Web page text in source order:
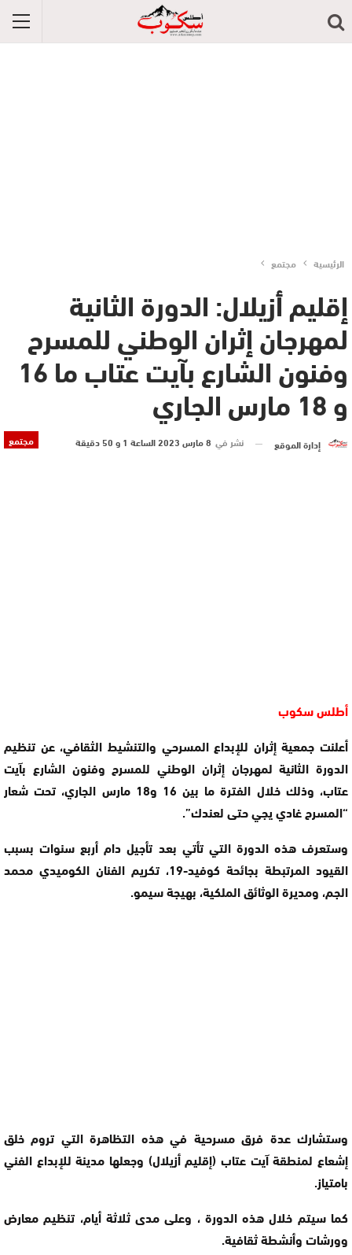
الرئيسية مجتمع
إقليم أزيلال: الدورة الثانية
لمهرجان إثران الوطني للمسرح
وفنون الشارع بآيت عتاب ما 16
و 18 مارس الجاري
مجتمع إدارة الموقع نشر في 8 مارس 2023 الساعة 1 و 50 دقيقة
أطلس سكوب
أعلنت جمعية إثران للإبداع المسرحي والتنشيط الثقافي، عن تنظيم
الدورة الثانية لمهرجان إثران الوطني للمسرح وفنون الشارع بآيت
عتاب، وذلك خلال الفترة ما بين 16 و18 مارس الجاري، تحت شعار
“المسرح غادي يجي حتى لعندك”.
وستعرف هذه الدورة التي تأتي بعد تأجيل دام أربع سنوات بسبب
القيود المرتبطة بجائحة كوفيد-19، تكريم الفنان الكوميدي محمد
الجم، ومديرة الوثائق الملكية، بهيجة سيمو.
وستشارك عدة فرق مسرحية في هذه التظاهرة التي تروم خلق
إشعاع لمنطقة آيت عتاب (إقليم أزيلال) وجعلها مدينة للإبداع الفني
بامتياز.
كما سيتم خلال هذه الدورة ، وعلى مدى ثلاثة أيام، تنظيم معارض
وورشات وأنشطة ثقافية.